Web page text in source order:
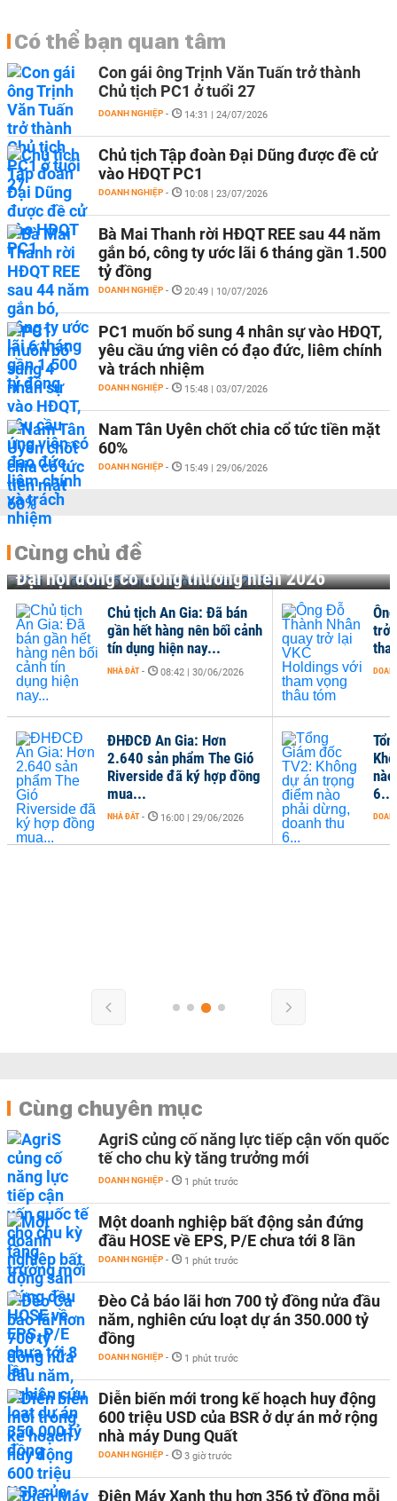
Có thể bạn quan tâm
Con gái ông Trịnh Văn Tuấn trở thành
Chủ tịch PC1 ở tuổi 27
DOANH NGHIỆP - 14:31 | 24/07/2026
Chủ tịch Tập đoàn Đại Dũng được đề cử
vào HĐQT PC1
DOANH NGHIỆP - 10:08 | 23/07/2026
Bà Mai Thanh rời HĐQT REE sau 44 năm
gắn bó, công ty ước lãi 6 tháng gần 1.500
tỷ đồng
DOANH NGHIỆP - 20:49 | 10/07/2026
PC1 muốn bổ sung 4 nhân sự vào HĐQT,
yêu cầu ứng viên có đạo đức, liêm chính
và trách nhiệm
DOANH NGHIỆP - 15:48 | 03/07/2026
Nam Tân Uyên chốt chia cổ tức tiền mặt
60%
DOANH NGHIỆP - 15:49 | 29/06/2026
Cùng chủ đề
Đại hội đồng cổ đông thường niên 2026
6...
Chủ tịch An Gia: Đã bán
gần hết hàng nên bối cảnh
tín dụng hiện nay...
NHÀ ĐẤT - 08:42 | 30/06/2026
ĐHĐCĐ An Gia: Hơn
2.640 sản phẩm The Gió
Riverside đã ký hợp đồng
mua...
NHÀ ĐẤT - 16:00 | 29/06/2026
trở
Cùng chuyên mục
AgriS củng cố năng lực tiếp cận vốn quốc
tế cho chu kỳ tăng trưởng mới
DOANH NGHIỆP - 1 phút trước
Một doanh nghiệp bất động sản đứng
đầu HOSE về EPS, P/E chưa tới 8 lần
DOANH NGHIỆP - 1 phút trước
Đèo Cả báo lãi hơn 700 tỷ đồng nửa đầu
năm, nghiên cứu loạt dự án 350.000 tỷ
đồng
DOANH NGHIỆP - 1 phút trước
Diễn biến mới trong kế hoạch huy động
600 triệu USD của BSR ở dự án mở rộng
nhà máy Dung Quất
DOANH NGHIỆP - 3 giờ trước
Điện Máy Xanh thu hơn 356 tỷ đồng mỗi